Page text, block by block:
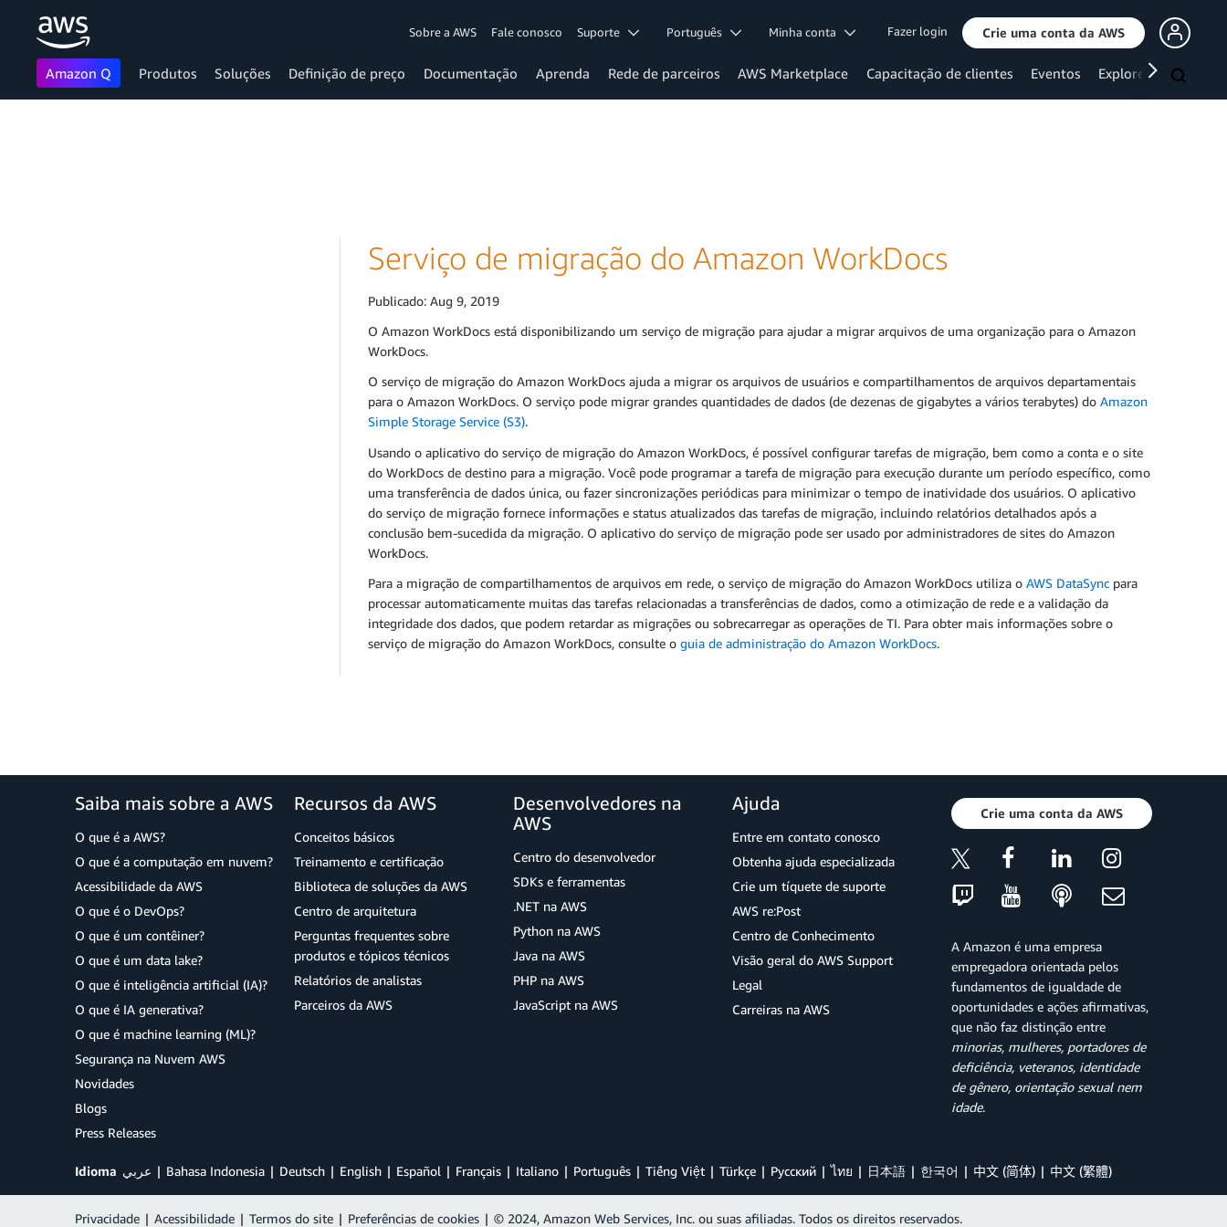
Sobre a AWS Fale conosco Suporte Português Minha conta Fazer login Crie uma conta da AWS
Amazon Q Produtos Soluções Definição de preço Documentação Aprenda Rede de parceiros AWS Marketplace Capacitação de clientes Eventos Explore mais
Serviço de migração do Amazon WorkDocs
Publicado: Aug 9, 2019
O Amazon WorkDocs está disponibilizando um serviço de migração para ajudar a migrar arquivos de uma organização para o Amazon
WorkDocs.
O serviço de migração do Amazon WorkDocs ajuda a migrar os arquivos de usuários e compartilhamentos de arquivos departamentais
para o Amazon WorkDocs. O serviço pode migrar grandes quantidades de dados (de dezenas de gigabytes a vários terabytes) do Amazon
Simple Storage Service (S3).
Usando o aplicativo do serviço de migração do Amazon WorkDocs, é possível configurar tarefas de migração, bem como a conta e o site
do WorkDocs de destino para a migração. Você pode programar a tarefa de migração para execução durante um período específico, como
uma transferência de dados única, ou fazer sincronizações periódicas para minimizar o tempo de inatividade dos usuários. O aplicativo
do serviço de migração fornece informações e status atualizados das tarefas de migração, incluindo relatórios detalhados após a
conclusão bem-sucedida da migração. O aplicativo do serviço de migração pode ser usado por administradores de sites do Amazon
WorkDocs.
Para a migração de compartilhamentos de arquivos em rede, o serviço de migração do Amazon WorkDocs utiliza o AWS DataSync para
processar automaticamente muitas das tarefas relacionadas a transferências de dados, como a otimização de rede e a validação da
integridade dos dados, que podem retardar as migrações ou sobrecarregar as operações de TI. Para obter mais informações sobre o
serviço de migração do Amazon WorkDocs, consulte o guia de administração do Amazon WorkDocs.
Saiba mais sobre a AWS
O que é a AWS?
O que é a computação em nuvem?
Acessibilidade da AWS
O que é o DevOps?
O que é um contêiner?
O que é um data lake?
O que é inteligência artificial (IA)?
O que é IA generativa?
O que é machine learning (ML)?
Segurança na Nuvem AWS
Novidades
Blogs
Press Releases
Recursos da AWS
Conceitos básicos
Treinamento e certificação
Biblioteca de soluções da AWS
Centro de arquitetura
Perguntas frequentes sobre
produtos e tópicos técnicos
Relatórios de analistas
Parceiros da AWS
Desenvolvedores na
AWS
Centro do desenvolvedor
SDKs e ferramentas
.NET na AWS
Python na AWS
Java na AWS
PHP na AWS
JavaScript na AWS
Ajuda
Entre em contato conosco
Obtenha ajuda especializada
Crie um tíquete de suporte
AWS re:Post
Centro de Conhecimento
Visão geral do AWS Support
Legal
Carreiras na AWS
Crie uma conta da AWS
A Amazon é uma empresa
empregadora orientada pelos
fundamentos de igualdade de
oportunidades e ações afirmativas,
que não faz distinção entre
minorias, mulheres, portadores de
deficiência, veteranos, identidade
de gênero, orientação sexual nem
idade.
Idioma عربي Bahasa Indonesia Deutsch English Español Français Italiano Português Tiếng Việt Türkçe Ρусский ไทย 日本語 한국어 中文 (简体) 中文 (繁體)
Privacidade | Acessibilidade | Termos do site | Preferências de cookies | © 2024, Amazon Web Services, Inc. ou suas afiliadas. Todos os direitos reservados.